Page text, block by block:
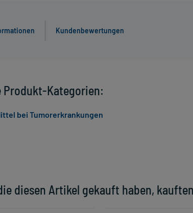
Kundenbewertungen
diesen Artikel gekauft haben,
Produkt-Kategorien:
bei Tumorerkrankungen